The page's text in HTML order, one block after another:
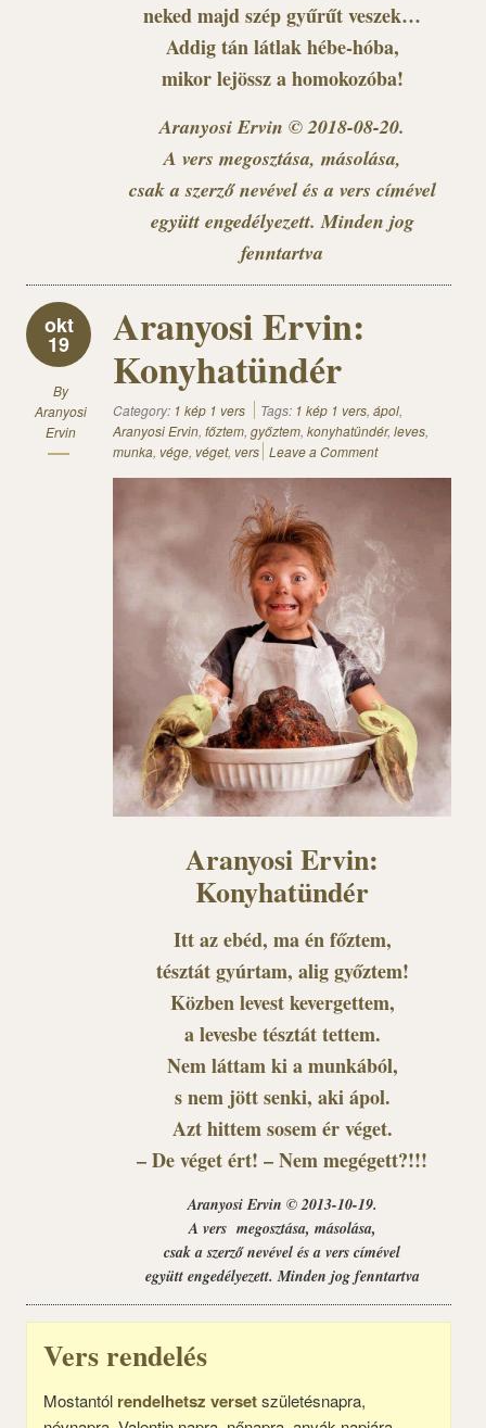
neked majd szép gyűrűt veszek…
Addig tán látlak hébe-hóba,
mikor lejössz a homokozóba!
Aranyosi Ervin © 2018-08-20.
A vers megosztása, másolása,
csak a szerző nevével és a vers címével
együtt engedélyezett. Minden jog
fenntartva
okt
19
By
Aranyosi
Ervin
Aranyosi Ervin:
Konyhatündér
Category: 1 kép 1 vers Tags: 1 kép 1 vers, ápol,
Aranyosi Ervin, főztem, győztem, konyhatündér, leves,
munka, vége, véget, vers Leave a Comment
Aranyosi Ervin:
Konyhatündér
Itt az ebéd, ma én főztem,
tésztát gyúrtam, alig győztem!
Közben levest kevergettem,
a levesbe tésztát tettem.
Nem láttam ki a munkából,
s nem jött senki, aki ápol.
Azt hittem sosem ér véget.
– De véget ért! – Nem megégett?!!!
Aranyosi Ervin © 2013-10-19.
A vers megosztása, másolása,
csak a szerző nevével és a vers címével
együtt engedélyezett. Minden jog fenntartva
Vers rendelés
Mostantól rendelhetsz versetszületésnapra,